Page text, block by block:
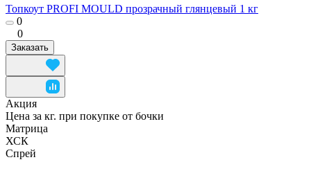
Топкоут PROFI MOULD прозрачный глянцевый 1 кг
0
0
Заказать
Акция
Цена за кг. при покупке от бочки
Матрица
ХСК
Спрей